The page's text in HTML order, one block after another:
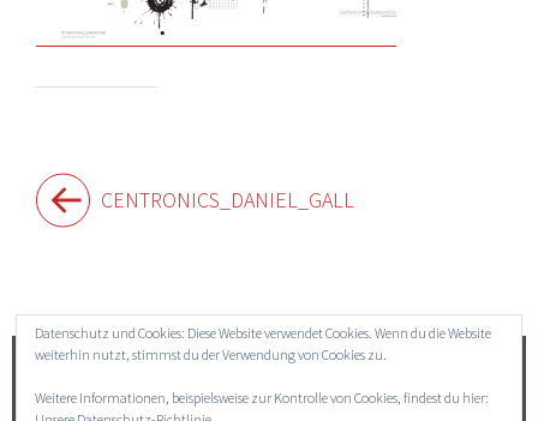
Beitragsnavigation
CENTRONICS_DANIEL_GALL
Suchen
nach:
Datenschutz und Cookies: Diese Website verwendet Cookies. Wenn du die Website
weiterhin nutzt, stimmst du der Verwendung von Cookies zu.
Weitere Informationen, beispielsweise zur Kontrolle von Cookies, findest du hier: